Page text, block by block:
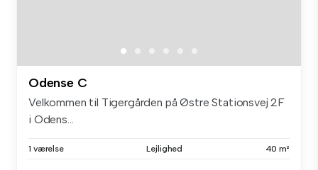
Odense C
Velkommen til Tigergården på Østre Stationsvej 2F
i Odens...
1 værelse Lejlighed 40 m²